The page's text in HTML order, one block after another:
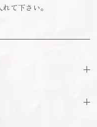
て下さい。